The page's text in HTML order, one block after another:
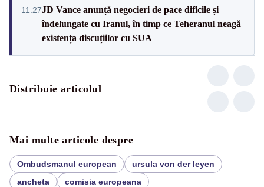
11:27JD Vance anunță negocieri de pace dificile și
îndelungate cu Iranul, în timp ce Teheranul neagă
existența discuțiilor cu SUA
Distribuie articolul
Mai multe articole despre
Ombudsmanul european
ursula von der leyen
ancheta
comisia europeana